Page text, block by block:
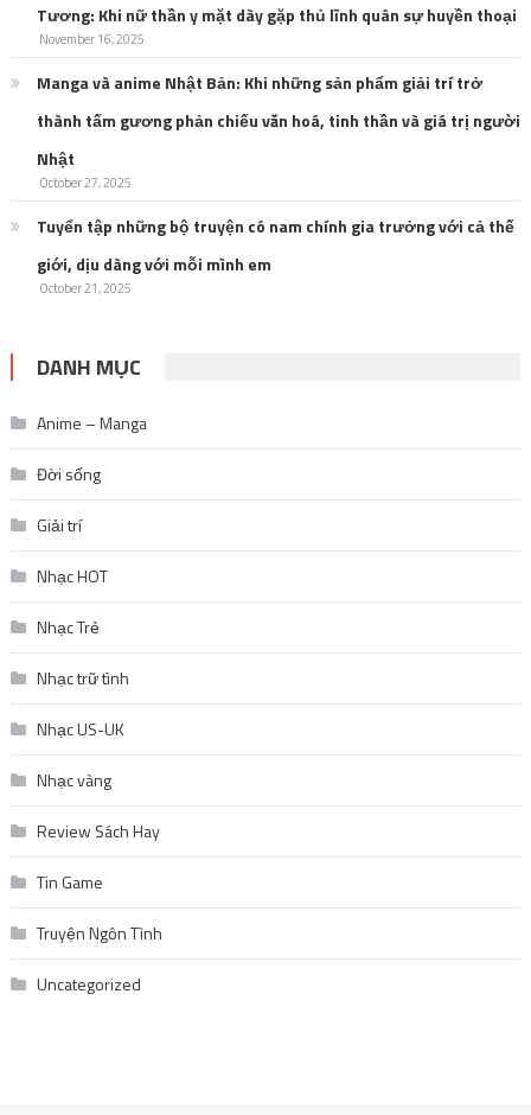
Tương: Khi nữ thần y mặt dày gặp thủ lĩnh quân sự huyền thoại
November 16, 2025
Manga và anime Nhật Bản: Khi những sản phẩm giải trí trở
thành tấm gương phản chiếu văn hoá, tinh thần và giá trị người
Nhật
October 27, 2025
Tuyển tập những bộ truyện có nam chính gia trưởng với cả thế
giới, dịu dàng với mỗi mình em
October 21, 2025
DANH MỤC
Anime – Manga
Đời sống
Giải trí
Nhạc HOT
Nhạc Trẻ
Nhạc trữ tình
Nhạc US-UK
Nhạc vàng
Review Sách Hay
Tin Game
Truyện Ngôn Tình
Uncategorized